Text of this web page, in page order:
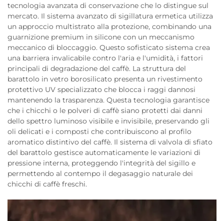
tecnologia avanzata di conservazione che lo distingue sul
mercato. Il sistema avanzato di sigillatura ermetica utilizza
un approccio multistrato alla protezione, combinando una
guarnizione premium in silicone con un meccanismo
meccanico di bloccaggio. Questo sofisticato sistema crea
una barriera invalicabile contro l'aria e l'umidità, i fattori
principali di degradazione del caffè. La struttura del
barattolo in vetro borosilicato presenta un rivestimento
protettivo UV specializzato che blocca i raggi dannosi
mantenendo la trasparenza. Questa tecnologia garantisce
che i chicchi o le polveri di caffè siano protetti dai danni
dello spettro luminoso visibile e invisibile, preservando gli
oli delicati e i composti che contribuiscono al profilo
aromatico distintivo del caffè. Il sistema di valvola di sfiato
del barattolo gestisce automaticamente le variazioni di
pressione interna, proteggendo l'integrità del sigillo e
permettendo al contempo il degasaggio naturale dei
chicchi di caffè freschi.